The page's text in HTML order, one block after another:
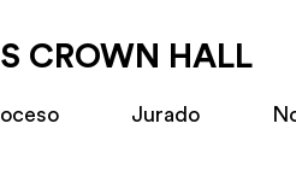
CROWN HALL
Jurado